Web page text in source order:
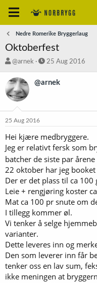
Nedre Romerike Bryggerlaug
Oktoberfest
T
å
d
s
t
r
@arnek
S
a
o
25 Aug 2016
@arnek
25 Aug 2016
Hei kjære medbryggere.
Jeg er relativt fersk som
batcher de siste par årene
22 oktober har jeg
Der er det plass til ca 100
Leie + rengjøring koster
Mat ca 100 pr snute om
I tillegg kommer øl.
Vi tenker å selge
varianter.
Dette leveres inn og
Den som leverer inn får
tenker oss en lav sum,
ikke meningen at